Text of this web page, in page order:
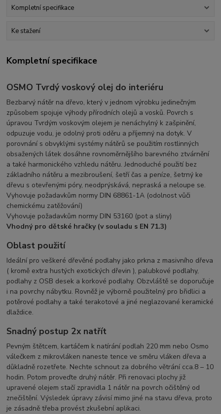
Kompletní specifikace
Ke stažení
Kompletní specifikace
OSMO Tvrdý voskový olej do interiéru
Bezbarvý nátěr na dřevo, který v jednom výrobku jedinečným
způsobem spojuje výhody přírodních olejů a vosků. Povrch s
úpravou Tvrdým voskovým olejem je nenáchylný k zašpinění,
odpuzuje vodu, je odolný proti oděru a příjemný na dotyk. V
porovnání s obvyklými systémy nátěrů se použitím rostlinných
obsažených látek dosáhne rovnoměrnějšího barevného ztvárnění
a také harmonického vzhledu nátěru. Jednoduché použití bez
základního nátěru a mezibroušení, šetří čas a peníze, šetrný ke
dřevu s otevřenými póry, neodprýskává, nepraská a neloupe se.
Vyhovuje požadavkům normy DIN 68861-1A (odolnost vůči
chemickému zatěžování)
Vyhovuje požadavkům normy DIN 53160 (pot a sliny)
Vhodný pro dětské hračky (v souladu s EN 71.3)
Oblast použití
Ideální pro veškeré dřevěné podlahy jako prkna z masivního dřeva
( kromě extra hustých exotických dřevin ), palubkové podlahy,
podlahy z OSB desek a korkové podlahy. Obzvláště se doporučuje
i na povrchy nábytku. Rovněž je výborně použitelný pro břidlici a
potěrové podlahy a také terakotové a jiné neglazované keramické
dlaždice.
Snadný postup 2x natřít
Pevným štětcem, kartáčem k natírání podlah 220 mm nebo Osmo
válečkem z mikrovláken naneste tence ve směru vláken dřeva a
důkladně rozetřete. Nechte schnout za dobrého větrání cca.8 – 10
hodin. Potom proveďte druhý nátěr. Při renovaci plochy již
upravené olejem stačí zpravidla 1 nátěr na povrch očištěný od
znečištění. Výsledek úpravy závisí mimo jiné na stavu dřeva, proto
je zásadně třeba provést zkušební aplikaci.